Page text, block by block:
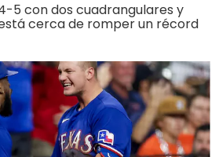
5 con dos cuadrangulares y
cerca de romper un récord